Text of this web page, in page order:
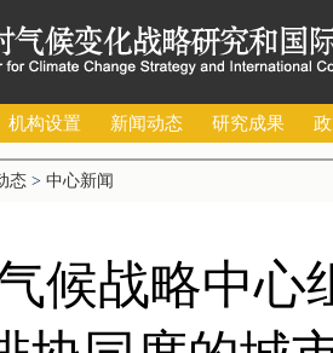
机构设置 新闻动态 研究成果
态> 中心新闻
候战略中心